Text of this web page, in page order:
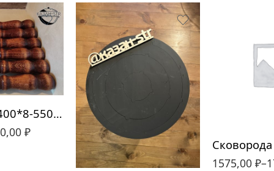
Шампуры 400*8-550*12
₽
400
430
1575,00 ₽–